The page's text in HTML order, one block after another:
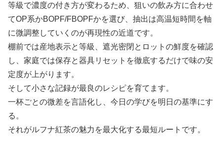
等級で濃度の付き方が変わるため、狙いの飲み方に合わせ
てOP系かBOPF/FBOPFかを選び、抽出は高温短時間を軸
に微調整していくのが再現性の近道です。
棚前では産地表示と等級、遮光密閉とロットの鮮度を確認
し、家庭では保存と器具リセットを徹底するだけで味の安
定度が上がります。
そして小さな記録が最良のレシピを育てます。
一杯ごとの微差を言語化し、今日の学びを明日の基準にす
る。
それがルフナ紅茶の魅力を最大化する最短ルートです。